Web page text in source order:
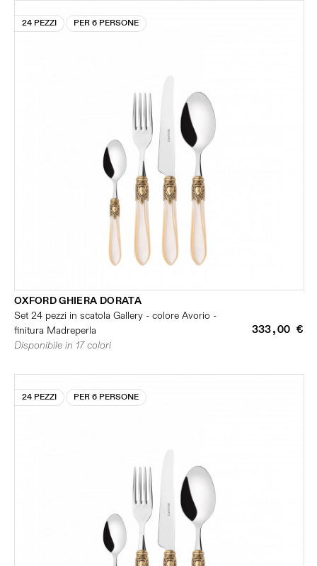
24 PEZZI PER 6 PERSONE
OXFORD GHIERA DORATA
Set 24 pezzi in scatola Gallery - colore Avorio -
finitura Madreperla
333,00 €
Disponibile in 17 colori
24 PEZZI PER 6 PERSONE